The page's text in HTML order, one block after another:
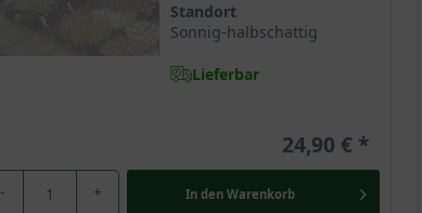
Standort
Sonnig-halbschattig
Lieferbar
24,90 €
- + In den Warenkorb